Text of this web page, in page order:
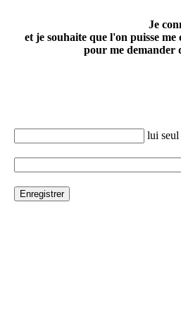
Je
et je souhaite que l'on puisse
pour me demander
lui seul